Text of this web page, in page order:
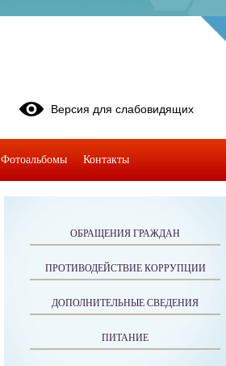
ОБРАЩЕНИЯ ГРАЖДАН
ПРОТИВОДЕЙСТВИЕ КОРРУПЦИИ
ДОПОЛНИТЕЛЬНЫЕ СВЕДЕНИЯ
ПИТАНИЕ
Версия для слабовидящих
Фотоальбомы Контакты